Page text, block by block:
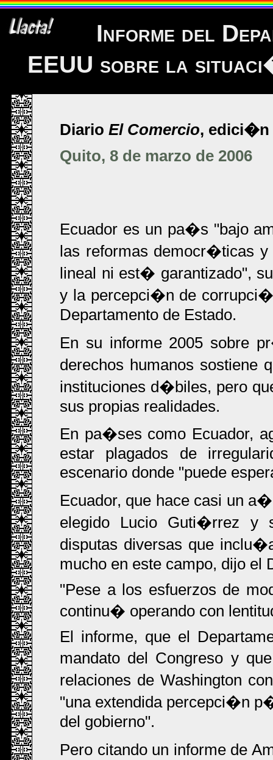
Informe del
EEUU sobre la
Diario El Comercio, edici�n
Quito, 8 de marzo de 2006
Ecuador es un pa�s "bajo
las reformas democr�ticas y
lineal ni est� garantizado",
y la percepci�n de
Departamento de Estado.
En su informe 2005 sobre
derechos humanos sostiene
instituciones d�biles, pero
sus propias realidades.
En pa�ses como Ecuador,
estar plagados de
escenario donde "puede
Ecuador, que hace casi un
elegido Lucio Guti�rrez y
disputas diversas que
mucho en este campo, dijo el
"Pese a los esfuerzos de
continu� operando con
El informe, que el
mandato del Congreso y
relaciones de Washington
"una extendida percepci�n
del gobierno".
Pero citando un informe de